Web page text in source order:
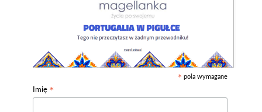
* pola wymagane
Imię *